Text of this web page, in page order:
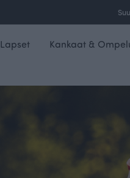
Lapset Kankaat &